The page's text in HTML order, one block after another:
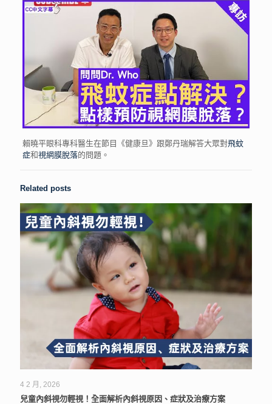
賴曉平眼科專科醫生在節目《健康旦》跟鄭丹瑞解答大眾對飛蚊
症和視網膜脫落的問題。
Related posts
4 2 月, 2026
兒童內斜視勿輕視！全面解析內斜視原因、症狀及治療方案